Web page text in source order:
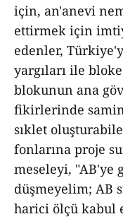
için, an'anevi
ettirmek için
edenler,
yargıları ile
blokunun ana
fikirlerinde
sıklet
fonlarına proje
meseleyi, "AB'ye
düşmeyelim; AB
harici ölçü kabul